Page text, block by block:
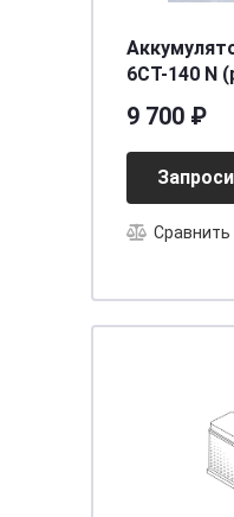
6СТ-140 N
9 700 ₽
Сравнить